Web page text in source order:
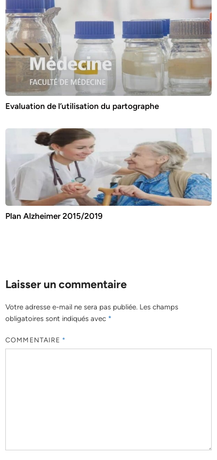
Evaluation de l’utilisation du partographe
Plan Alzheimer 2015/2019
Laisser un commentaire
Votre adresse e-mail ne sera pas publiée. Les champs
obligatoires sont indiqués avec *
COMMENTAIRE *